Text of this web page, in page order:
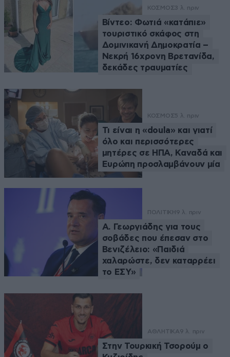
ΚΟΣΜΟΣ3 λ. πριν
Βίντεο: Φωτιά «κατάπιε»
τουριστικό σκάφος στη
Δομινικανή Δημοκρατία –
Νεκρή 16χρονη Βρετανίδα,
δεκάδες τραυματίες
ΚΟΣΜΟΣ5 λ. πριν
Τι είναι η «doula» και γιατί
όλο και περισσότερες
μητέρες σε ΗΠΑ, Καναδά και
Ευρώπη προσλαμβάνουν μία
ΠΟΛΙΤΙΚΗ9 λ. πριν
Α. Γεωργιάδης για τους
σοβάδες που έπεσαν στο
Βενιζέλειο: «Παιδιά
χαλαρώστε, δεν καταρρέει
το ΕΣΥ»
ΑΘΛΗΤΙΚΑ9 λ. πριν
Στην Τουρκική Τσορούμ ο